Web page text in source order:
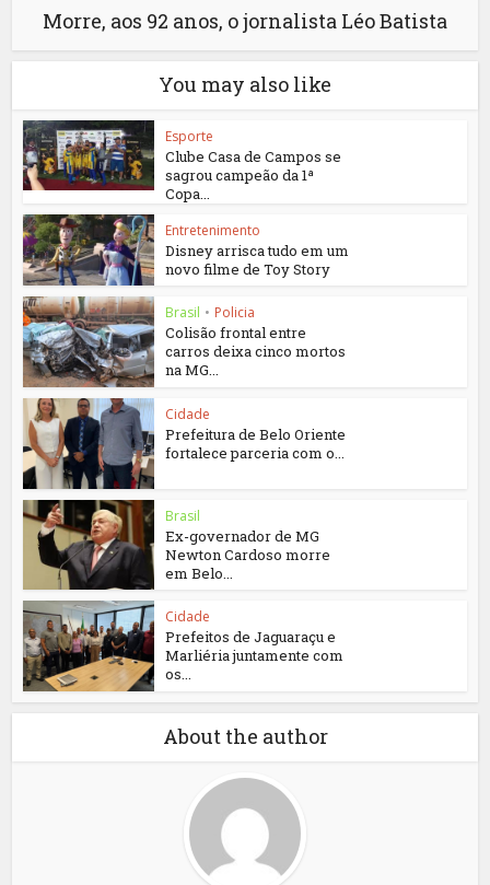
Morre, aos 92 anos, o jornalista Léo Batista
You may also like
Esporte
Clube Casa de Campos se
sagrou campeão da 1ª
Copa...
Entretenimento
Disney arrisca tudo em um
novo filme de Toy Story
Brasil • Policia
Colisão frontal entre
carros deixa cinco mortos
na MG...
Cidade
Prefeitura de Belo Oriente
fortalece parceria com o...
Brasil
Ex-governador de MG
Newton Cardoso morre
em Belo...
Cidade
Prefeitos de Jaguaraçu e
Marliéria juntamente com
os...
About the author